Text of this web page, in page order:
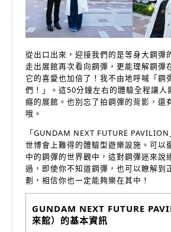
從出口出來，迎接我們的是等身大鋼彈
走出展館再次看向鋼彈，更能理解鋼彈
它的喜愛也加倍了！我不由地呼喊「鋼
們！」。這50分鐘左右的體驗全程讓人
癮的展館。也別忘了拍鋼彈的背影，還
哦。
「GUNDAM NEXT FUTURE
世博會上難得的體驗型遊樂設施。可以
中的鋼彈的世界觀中，這對鋼彈迷來說
過，即使你不知道鋼彈，也可以瞭解到
劃，相信你也一定能夠樂在其中！
GUNDAM NEXT FUTURE
來館）的基本資訊